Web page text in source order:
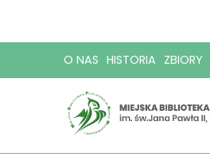
O NAS HISTORIA ZBIORY